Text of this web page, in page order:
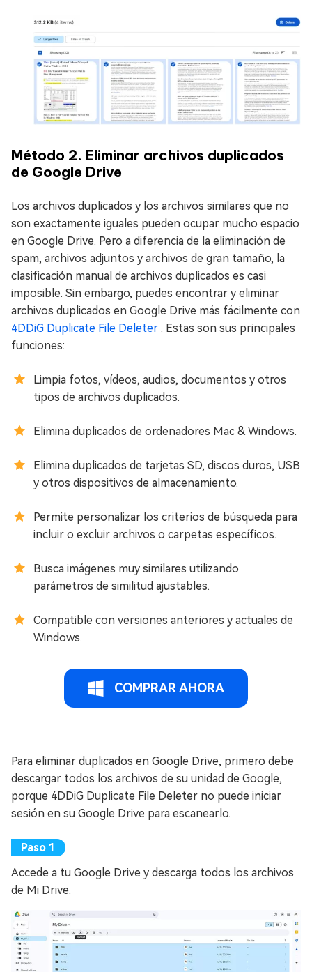
Método 2. Eliminar archivos duplicados
de Google Drive
Los archivos duplicados y los archivos similares que no
son exactamente iguales pueden ocupar mucho espacio
en Google Drive. Pero a diferencia de la eliminación de
spam, archivos adjuntos y archivos de gran tamaño, la
clasificación manual de archivos duplicados es casi
imposible. Sin embargo, puedes encontrar y eliminar
archivos duplicados en Google Drive más fácilmente con
4DDiG Duplicate File Deleter . Estas son sus principales
funciones:
Limpia fotos, vídeos, audios, documentos y otros
tipos de archivos duplicados.
Elimina duplicados de ordenadores Mac & Windows.
Elimina duplicados de tarjetas SD, discos duros, USB
y otros dispositivos de almacenamiento.
Permite personalizar los criterios de búsqueda para
incluir o excluir archivos o carpetas específicos.
Busca imágenes muy similares utilizando
parámetros de similitud ajustables.
Compatible con versiones anteriores y actuales de
Windows.
COMPRAR AHORA
Para eliminar duplicados en Google Drive, primero debe
descargar todos los archivos de su unidad de Google,
porque 4DDiG Duplicate File Deleter no puede iniciar
sesión en su Google Drive para escanearlo.
Accede a tu Google Drive y descarga todos los archivos
de Mi Drive.